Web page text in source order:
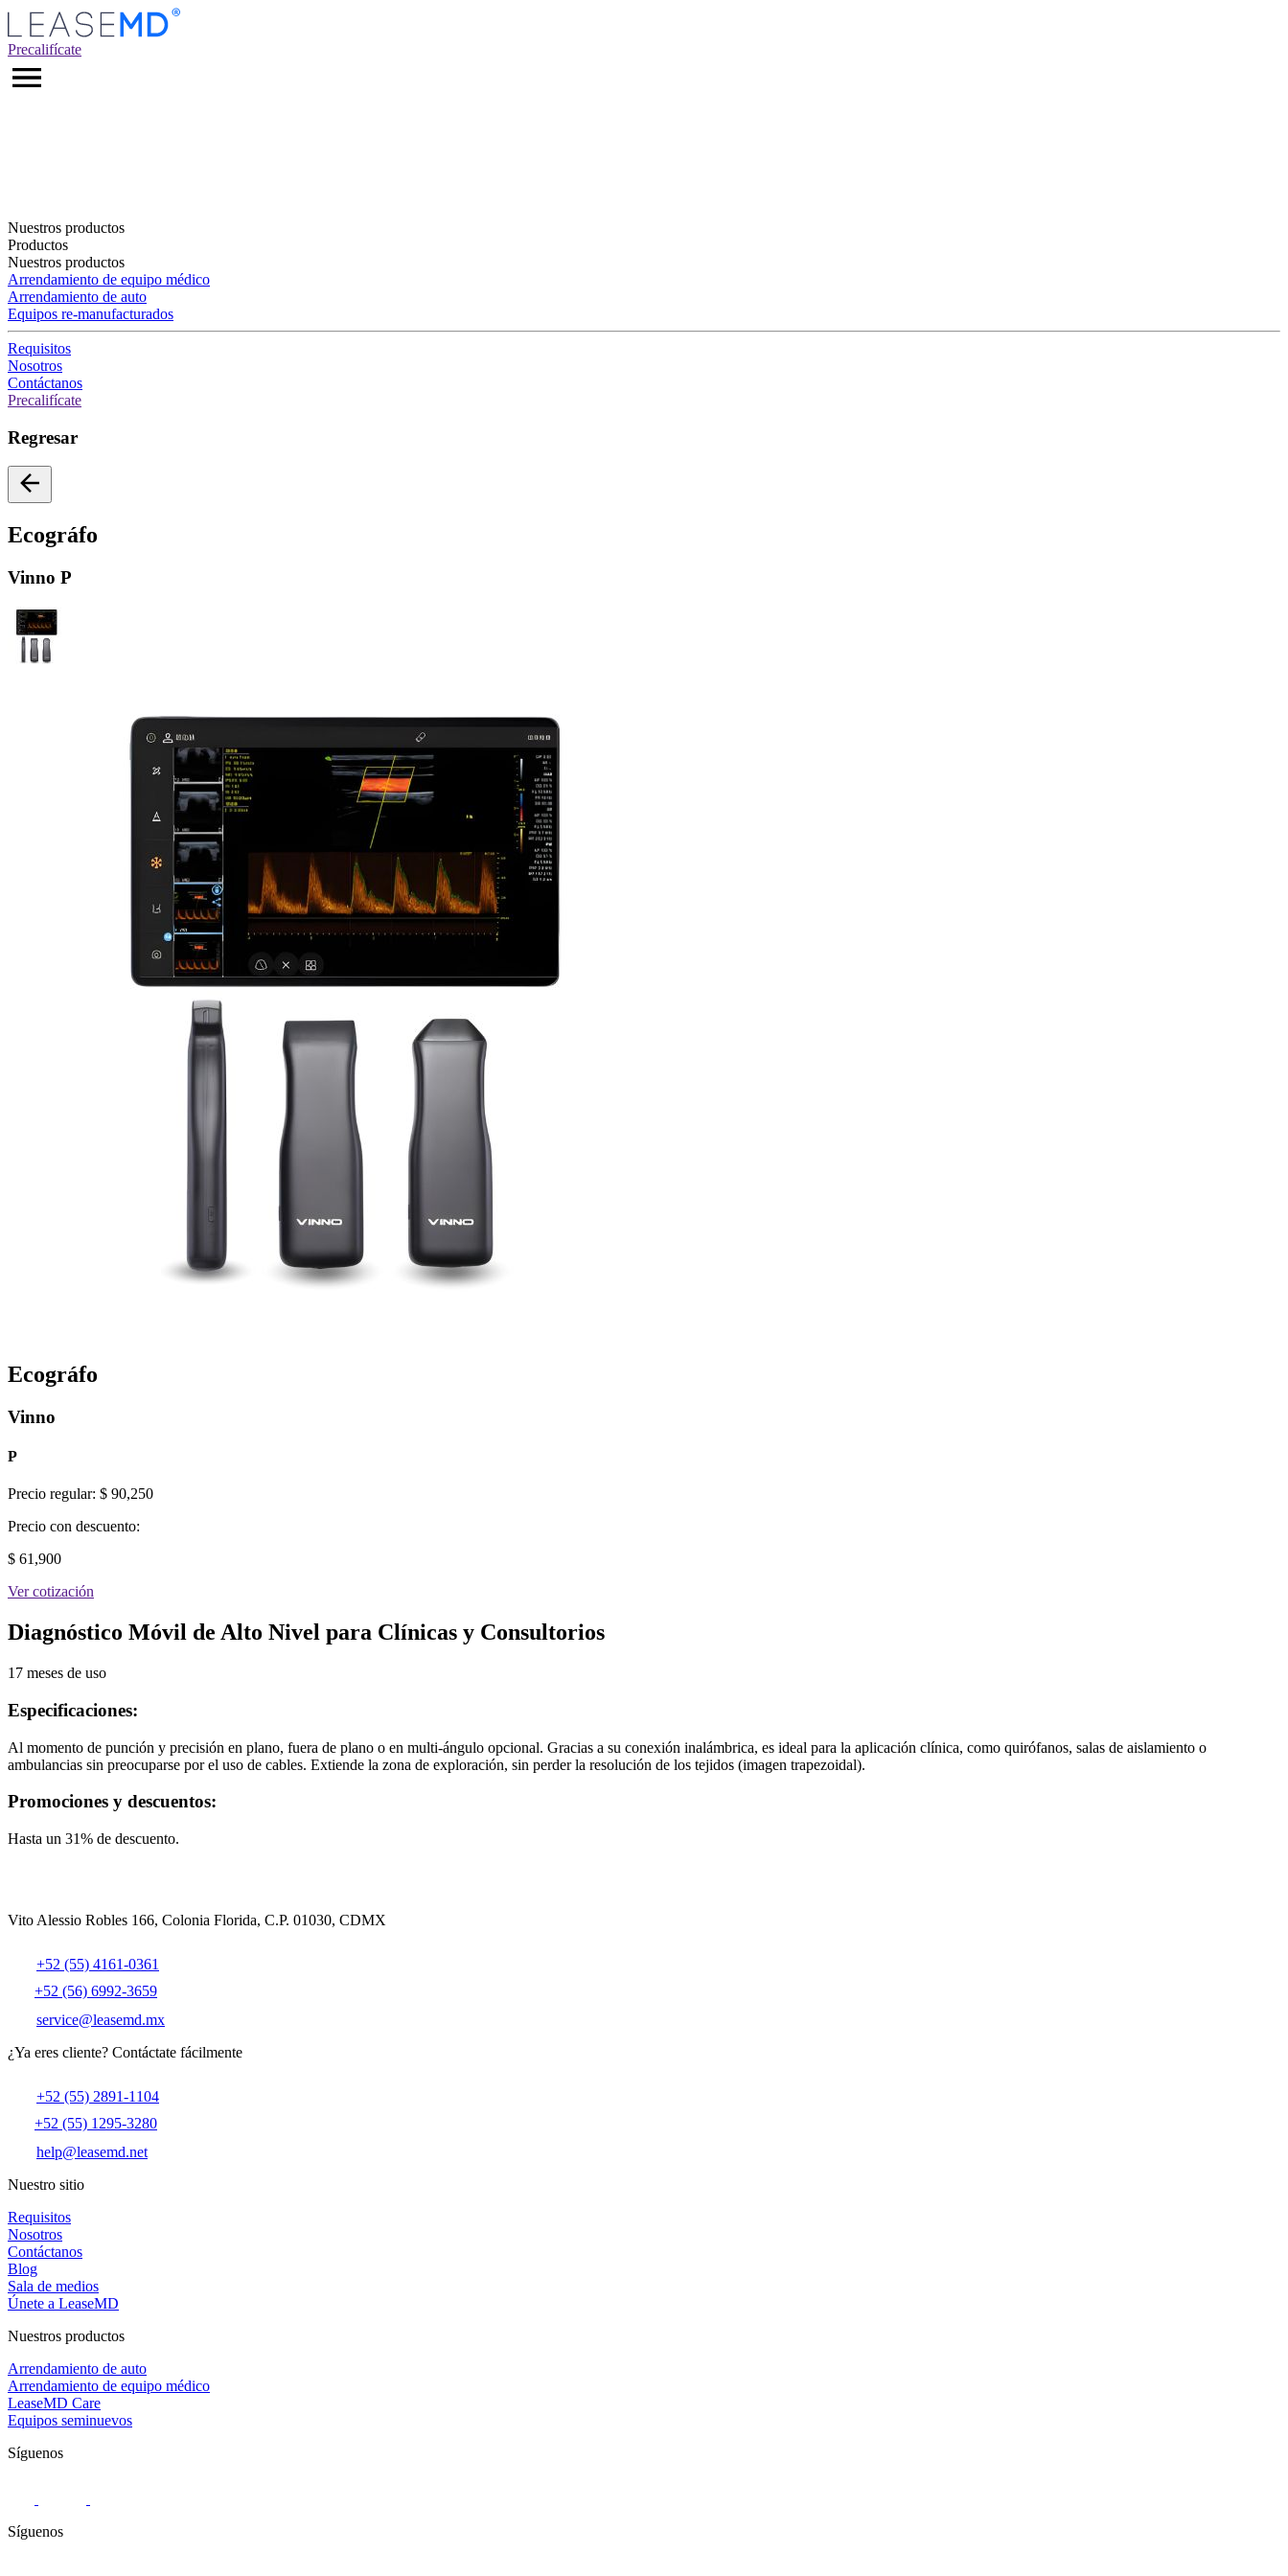
Precalifícate
Nuestros productos
Productos
Nuestros productos
Arrendamiento de equipo médico
Arrendamiento de auto
Equipos re-manufacturados
Requisitos
Nosotros
Contáctanos
Precalifícate
Regresar
Ecográfo
Vinno P
Ecográfo
Vinno
P
Precio regular: $ 90,250
Precio con descuento:
$ 61,900
Ver cotización
Diagnóstico Móvil de Alto Nivel para Clínicas y Consultorios
17 meses de uso
Especificaciones:
Al momento de punción y precisión en plano, fuera de plano o en multi-ángulo opcional. Gracias a su conexión inalámbrica, es ideal para la aplicación clínica, como quirófanos, salas de aislamiento o
ambulancias sin preocuparse por el uso de cables. Extiende la zona de exploración, sin perder la resolución de los tejidos (imagen trapezoidal).
Promociones y descuentos:
Hasta un 31% de descuento.
Vito Alessio Robles 166, Colonia Florida, C.P. 01030, CDMX
+52 (55) 4161-0361
+52 (56) 6992-3659
service@leasemd.mx
¿Ya eres cliente? Contáctate fácilmente
+52 (55) 2891-1104
+52 (55) 1295-3280
help@leasemd.net
Nuestro sitio
Requisitos
Nosotros
Contáctanos
Blog
Sala de medios
Únete a LeaseMD
Nuestros productos
Arrendamiento de auto
Arrendamiento de equipo médico
LeaseMD Care
Equipos seminuevos
Síguenos
Síguenos